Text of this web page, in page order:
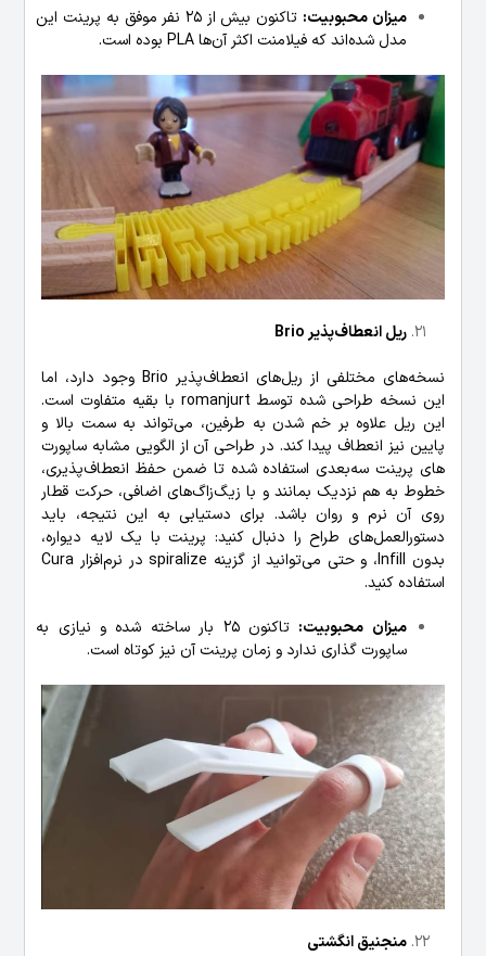
میزان محبوبیت:
تاکنون بیش از 25 نفر موفق به پرینت این
مدل شده‌اند که فیلامنت اکثر آن‌ها PLA بوده است.
ریل انعطاف‌پذیر Brio
نسخه‌های مختلفی از ریل‌های انعطاف‌پذیر Brio وجود دارد، اما
این نسخه طراحی شده توسط romanjurt با بقیه متفاوت است.
این ریل علاوه بر خم شدن به طرفین، می‌تواند به سمت بالا و
پایین نیز انعطاف پیدا کند. در طراحی آن از الگویی مشابه ساپورت
های پرینت سه‌بعدی استفاده شده تا ضمن حفظ انعطاف‌پذیری،
خطوط به هم نزدیک بمانند و با زیگ‌زاگ‌های اضافی، حرکت قطار
روی آن نرم و روان باشد. برای دستیابی به این نتیجه، باید
دستورالعمل‌های طراح را دنبال کنید: پرینت با یک لایه دیواره،
بدون Infill، و حتی می‌توانید از گزینه spiralize در نرم‌افزار Cura
استفاده کنید.
میزان محبوبیت:
تاکنون 25 بار ساخته شده و نیازی به
ساپورت گذاری ندارد و زمان پرینت آن نیز کوتاه است.
منجنیق انگشتی